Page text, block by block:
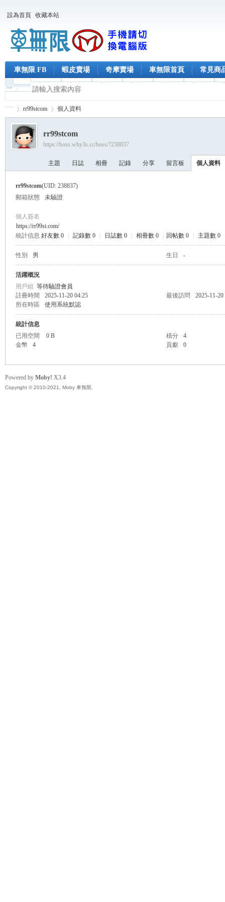
設為首頁 收藏本站
車無限 FB 蝦皮賣場 奇摩賣場 車無限首頁 常見商
›
rr99stcom 個人資料
rr99stcom
https://boss.why3s.cc/boss/?238837
主題 日誌 相冊 記錄 分享 留言板 個人資料
rr99stcom(UID: 238837)
郵箱狀態
未驗證
個人簽名
https://rr99st.com/
統計信息 好友數 0 記錄數 0 日誌數 0 相冊數 0 回帖數 0 主題數 0
性別 男 生日 -
活躍概況
用戶組 等待驗證會員
註冊時間
2025-11-20 04:25 最後訪問
2025-11-20
所在時區
使用系統默認
統計信息
已用空間
0 B 積分
4
金幣
4 貢獻 0
Powered by Moby! X3.4
Copyright © 2010-2021, Moby 車無限.